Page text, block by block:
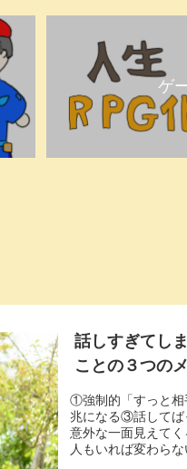
ゲ
話しすぎてし
ことの３つの
①強制的「すっと相
兆になる③話してば
意外な一面見えて
人もいれば変わら